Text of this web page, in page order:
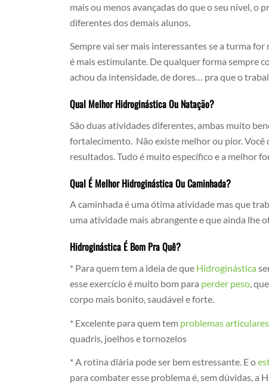
mais ou menos avançadas do que o seu nível, o
diferentes dos demais alunos.
Sempre vai ser mais interessantes se a turma
é mais estimulante. De qualquer forma sempre
achou da intensidade, de dores… pra que o
Qual Melhor Hidroginástica Ou Natação?
São duas atividades diferentes, ambas muito
fortalecimento. Não existe melhor ou pior. Você
resultados. Tudo é muito específico e a melhor
Qual É Melhor Hidroginástica Ou Caminhada?
A caminhada é uma ótima atividade mas que
uma atividade mais abrangente e que ainda lhe
Hidroginástica É Bom Pra Quê?
* Para quem tem a ideia de que Hidroginástica
esse exercício é muito bom para perder peso,
corpo mais bonito, saudável e forte.
* Excelente para quem tem problemas articulares
quadris, joelhos e tornozelos
* A rotina diária pode ser bem estressante. E o
para combater esse problema é, sem dúvidas, a